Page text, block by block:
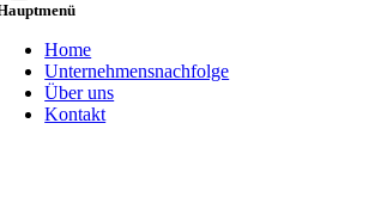
Home
Unternehmensnachfolge
Über uns
Kontakt